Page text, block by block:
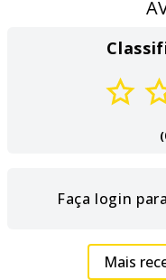
Faça login
Mais